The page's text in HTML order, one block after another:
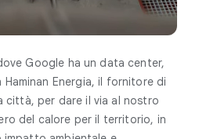
Google ha un data center,
Energia, il fornitore di
città, per dare il via al nostro
del calore per il territorio, in